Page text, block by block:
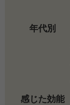
年代別
感じた効能